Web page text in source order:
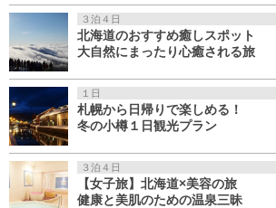
３泊４日
北海道のおすすめ癒しスポット
大自然にまったり心癒される旅
１日
札幌から日帰りで楽しめる！
冬の小樽１日観光プラン
３泊４日
【女子旅】北海道×美容の旅
健康と美肌のための温泉三昧